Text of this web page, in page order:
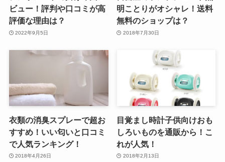
ビュー！評判や口コミが高
評価な理由は？
2022年9月5日
明ことりがオシャレ！送料
無料のショップは？
2018年7月30日
衣類の消臭スプレーで超お
すすめ！いい匂いと口コミ
で人気ランキング！
2018年4月26日
目覚まし時計子供向けおも
しろいものを通販から！こ
れが人気！
2018年2月13日